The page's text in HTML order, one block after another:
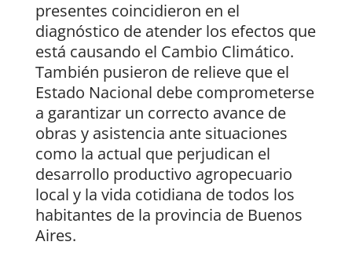
presentes coincidieron en el
diagnóstico de atender los efectos que
está causando el Cambio Climático.
También pusieron de relieve que el
Estado Nacional debe comprometerse
a garantizar un correcto avance de
obras y asistencia ante situaciones
como la actual que perjudican el
desarrollo productivo agropecuario
local y la vida cotidiana de todos los
habitantes de la provincia de Buenos
Aires.